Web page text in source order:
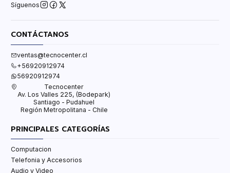
Síguenos
CONTÁCTANOS
ventas@tecnocenter.cl
+56920912974
56920912974
Tecnocenter
Av. Los Valles 225, (Bodepark)
Santiago - Pudahuel
Región Metropolitana - Chile
PRINCIPALES CATEGORÍAS
Computacion
Telefonia y Accesorios
Audio y Video